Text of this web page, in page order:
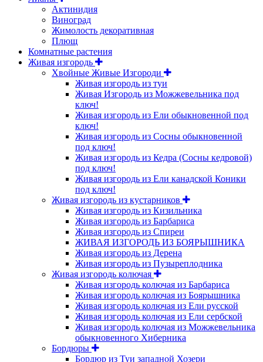
Актинидия
Виноград
Жимолость декоративная
Плющ
Комнатные растения
Живая изгородь
Хвойные Живые Изгороди
Живая изгородь из туи
Живая Изгородь из Можжевельника под
ключ!
Живая изгородь из Ели обыкновенной под
ключ!
Живая изгородь из Сосны обыкновенной
под ключ!
Живая изгородь из Кедра (Сосны кедровой)
под ключ!
Живая изгородь из Ели канадской Коники
под ключ!
Живая изгородь из кустарников
Живая изгородь из Кизильника
Живая изгородь из Барбариса
Живая изгородь из Спиреи
ЖИВАЯ ИЗГОРОДЬ ИЗ БОЯРЫШНИКА
Живая изгородь из Дерена
Живая изгородь из Пузыреплодника
Живая изгородь колючая
Живая изгородь колючая из Барбариса
Живая изгородь колючая из Боярышника
Живая изгородь колючая из Ели русской
Живая изгородь колючая из Ели сербской
Живая изгородь колючая из Можжевельника
обыкновенного Хиберника
Бордюры
Бордюр из Туи западной Хозери